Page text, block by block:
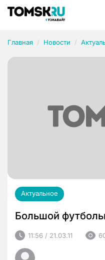
Главная Новости
Актуальное
Большой
11:56 / 21.03.11